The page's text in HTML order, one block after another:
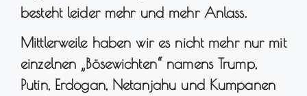
besteht leider mehr und mehr Anlass.
Mittlerweile haben wir es nicht mehr nur mit
einzelnen „Bösewichten“ namens Trump,
Putin, Erdogan, Netanjahu und Kumpanen